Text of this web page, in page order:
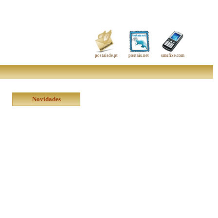
postaisde.pt postais.net smsfixe.com
Novidades